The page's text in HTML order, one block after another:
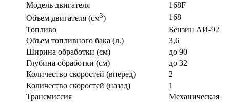
Модель двигателя
168F
Объем двигателя (см3)
168
Топливо
Бензин АИ-92
Объем топливного бака (л.)
3,6
Ширина обработки (см)
до 90
Глубина обработки (см)
до 32
Количество скоростей (вперед)
2
Количество скоростей (назад)
1
Трансмиссия
Механическая